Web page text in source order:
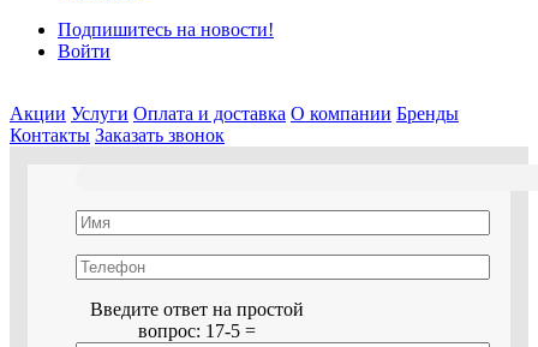
Подпишитесь на новости!
Войти
Акции Услуги Оплата и доставка О компании Бренды
Контакты Заказать звонок
Введите ответ на простой
вопрос: 17-5 =